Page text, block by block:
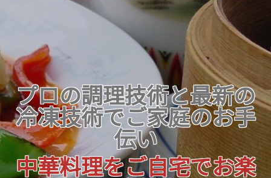
プロの調理技術と最新の
冷凍技術でご家庭のお手
伝い
中華料理をご自宅でお楽
急速冷凍はライフスタイルを
崩さず❝いつでもそこが中華
料理店❞
❝冷凍でも心温まる